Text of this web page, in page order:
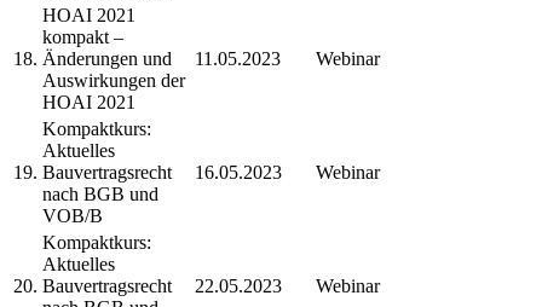
18.
HOAI 2021
kompakt –
Änderungen und
Auswirkungen der
HOAI 2021
11.05.2023 Webinar
19.
Kompaktkurs:
Aktuelles
Bauvertragsrecht
nach BGB und
VOB/B
16.05.2023 Webinar
20.
Kompaktkurs:
Aktuelles
Bauvertragsrecht
22.05.2023 Webinar